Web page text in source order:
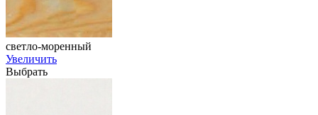
светло-моренный
Увеличить
Выбрать